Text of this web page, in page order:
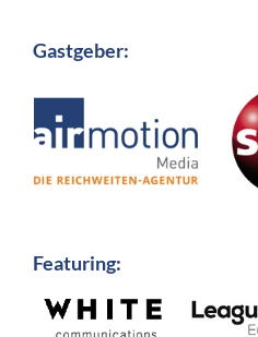
Gastgeber:
Featuring: